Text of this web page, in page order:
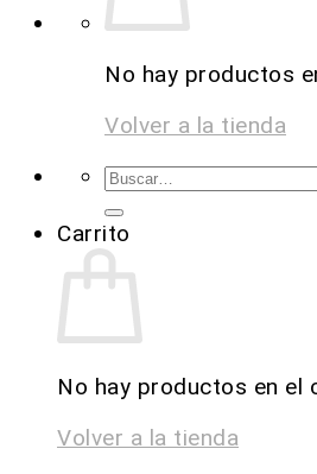
No hay productos
Volver a la tienda
Carrito
No hay productos en el
Volver a la tienda